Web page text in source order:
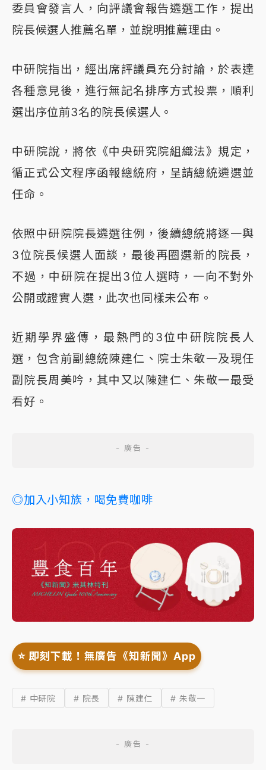
委員會發言人，向評議會報告遴選工作，提出
院長候選人推薦名單，並說明推薦理由。
中研院指出，經出席評議員充分討論，於表達
各種意見後，進行無記名排序方式投票，順利
選出序位前3名的院長候選人。
中研院說，將依《中央研究院組織法》規定，
循正式公文程序函報總統府，呈請總統遴選並
任命。
依照中研院院長遴選往例，後續總統將逐一與
3位院長候選人面談，最後再圈選新的院長，
不過，中研院在提出3位人選時，一向不對外
公開或證實人選，此次也同樣未公布。
近期學界盛傳，最熱門的3位中研院院長人
選，包含前副總統陳建仁、院士朱敬一及現任
副院長周美吟，其中又以陳建仁、朱敬一最受
看好。
◎加入小知族，喝免費咖啡
⭐️ 即刻下載！無廣告《知新聞》App
# 中研院 # 院長 # 陳建仁 # 朱敬一